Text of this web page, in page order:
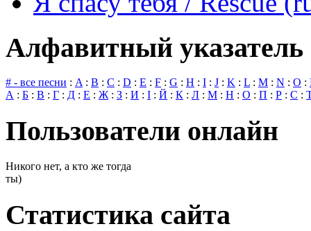
Алфавитный указатель
# - все песни : A : B : C : D : E : F : G : H : I : J : K : L : M : N : O :
А : Б : В : Г : Д : Е : Ж : З : И : І : Й : К : Л : М : Н : О : П : Р : С :
Пользователи онлайн
Никого нет, а кто же тогда
ты)
Статистика сайта